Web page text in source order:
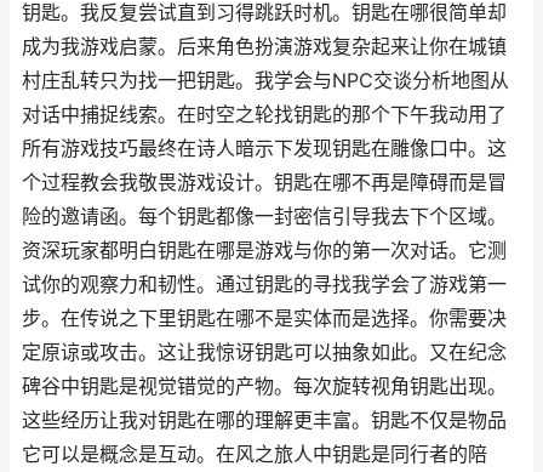
钥匙。我反复尝试直到习得跳跃时机。钥匙在哪很简单却
成为我游戏启蒙。后来角色扮演游戏复杂起来让你在城镇
村庄乱转只为找一把钥匙。我学会与NPC交谈分析地图从
对话中捕捉线索。在时空之轮找钥匙的那个下午我动用了
所有游戏技巧最终在诗人暗示下发现钥匙在雕像口中。这
个过程教会我敬畏游戏设计。钥匙在哪不再是障碍而是冒
险的邀请函。每个钥匙都像一封密信引导我去下个区域。
资深玩家都明白钥匙在哪是游戏与你的第一次对话。它测
试你的观察力和韧性。通过钥匙的寻找我学会了游戏第一
步。在传说之下里钥匙在哪不是实体而是选择。你需要决
定原谅或攻击。这让我惊讶钥匙可以抽象如此。又在纪念
碑谷中钥匙是视觉错觉的产物。每次旋转视角钥匙出现。
这些经历让我对钥匙在哪的理解更丰富。钥匙不仅是物品
它可以是概念是互动。在风之旅人中钥匙是同行者的陪